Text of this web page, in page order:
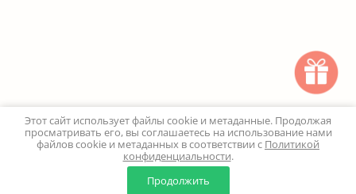
0
Корзина
Этот сайт использует файлы cookie и метаданные. Продолжая
просматривать его, вы соглашаетесь на использование нами
файлов cookie и метаданных в соответствии с Политикой
конфиденциальности.
Продолжить